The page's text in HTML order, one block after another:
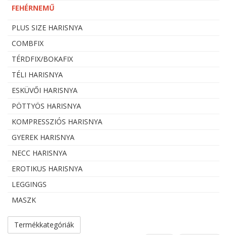
FEHÉRNEMŰ
PLUS SIZE HARISNYA
COMBFIX
TÉRDFIX/BOKAFIX
TÉLI HARISNYA
ESKÜVŐI HARISNYA
PÖTTYÖS HARISNYA
KOMPRESSZIÓS HARISNYA
GYEREK HARISNYA
NECC HARISNYA
EROTIKUS HARISNYA
LEGGINGS
MASZK
Termékkategóriák